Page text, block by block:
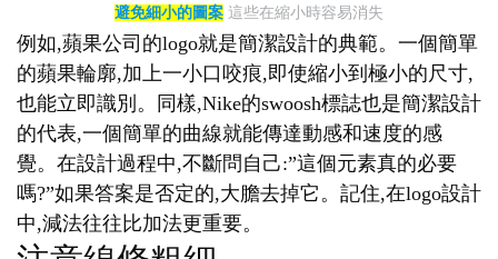
避免細小的圖案 這些在縮小時容易消失
例如,蘋果公司的logo就是簡潔設計的典範。一個簡單
的蘋果輪廓,加上一小口咬痕,即使縮小到極小的尺寸,
也能立即識別。同樣,Nike的swoosh標誌也是簡潔設計
的代表,一個簡單的曲線就能傳達動感和速度的感
覺。在設計過程中,不斷問自己:”這個元素真的必要
嗎?”如果答案是否定的,大膽去掉它。記住,在logo設計
中,減法往往比加法更重要。